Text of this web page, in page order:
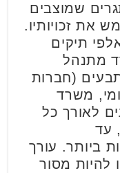
שמוצבים
את זכויותיו.
תיקים
מתנהל
(חברות
משרד
לאורך כל
עד
ביותר. עורך
להיות מסור